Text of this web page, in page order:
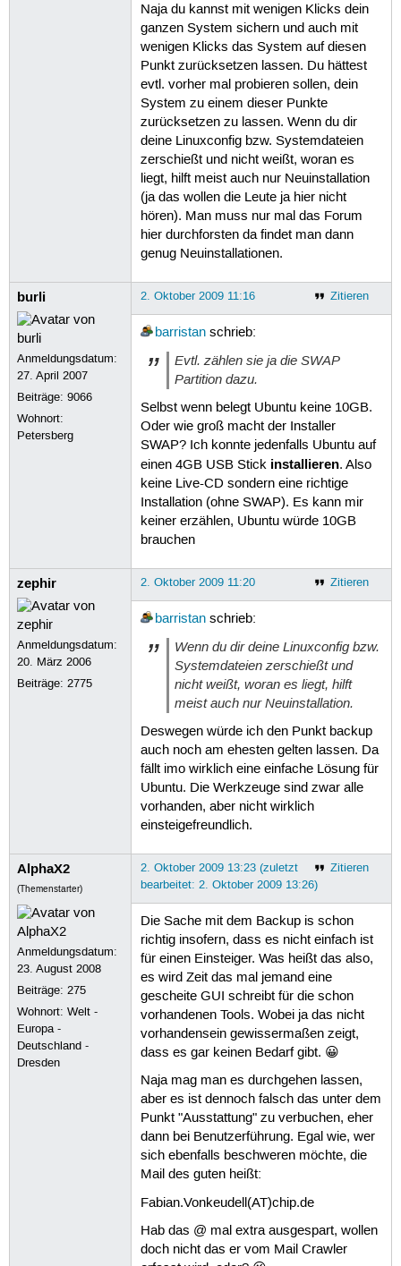
Naja du kannst mit wenigen Klicks dein
ganzen System sichern und auch mit
wenigen Klicks das System auf diesen
Punkt zurücksetzen lassen. Du hättest
evtl. vorher mal probieren sollen, dein
System zu einem dieser Punkte
zurücksetzen zu lassen. Wenn du dir
deine Linuxconfig bzw. Systemdateien
zerschießt und nicht weißt, woran es
liegt, hilft meist auch nur Neuinstallation
(ja das wollen die Leute ja hier nicht
hören). Man muss nur mal das Forum
hier durchforsten da findet man dann
genug Neuinstallationen.
burli
Anmeldungsdatum:
27. April 2007
Beiträge:9066
Wohnort:
Petersberg
Zitieren
2. Oktober 2009 11:16
barristanschrieb:
Evtl. zählen sie ja die SWAP
Partition dazu.
Selbst wenn belegt Ubuntu keine 10GB.
Oder wie groß macht der Installer
SWAP? Ich konnte jedenfalls Ubuntu auf
einen 4GB USB Stick installieren. Also
keine Live-CD sondern eine richtige
Installation (ohne SWAP). Es kann mir
keiner erzählen, Ubuntu würde 10GB
brauchen
zephir
Anmeldungsdatum:
20. März 2006
Beiträge:2775
Zitieren
2. Oktober 2009 11:20
barristanschrieb:
Wenn du dir deine Linuxconfig bzw.
Systemdateien zerschießt und
nicht weißt, woran es liegt, hilft
meist auch nur Neuinstallation.
Deswegen würde ich den Punkt backup
auch noch am ehesten gelten lassen. Da
fällt imo wirklich eine einfache Lösung für
Ubuntu. Die Werkzeuge sind zwar alle
vorhanden, aber nicht wirklich
einsteigefreundlich.
AlphaX2
(Themenstarter)
Anmeldungsdatum:
23. August 2008
Beiträge:275
Wohnort: Welt -
Europa -
Deutschland -
Dresden
Zitieren
2. Oktober 2009 13:23 (zuletzt
bearbeitet: 2. Oktober 2009 13:26)
Die Sache mit dem Backup is schon
richtig insofern, dass es nicht einfach ist
für einen Einsteiger. Was heißt das also,
es wird Zeit das mal jemand eine
gescheite GUI schreibt für die schon
vorhandenen Tools. Wobei ja das nicht
vorhandensein gewissermaßen zeigt,
dass es gar keinen Bedarf gibt. 😀
Naja mag man es durchgehen lassen,
aber es ist dennoch falsch das unter dem
Punkt "Ausstattung" zu verbuchen, eher
dann bei Benutzerführung. Egal wie, wer
sich ebenfalls beschweren möchte, die
Mail des guten heißt:
Fabian.Vonkeudell(AT)chip.de
Hab das @ mal extra ausgespart, wollen
doch nicht das er vom Mail Crawler